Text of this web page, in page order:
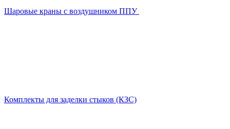
Шаровые краны с воздушником ППУ
Комплекты для заделки стыков (КЗС)